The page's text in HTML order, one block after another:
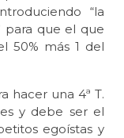
“la
para que el que
50% más 1 del
hacer una 4ª T.
y debe ser el
egoístas y